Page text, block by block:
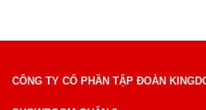
CÔNG TY CỔ PHẦN TẬP ĐOÀN